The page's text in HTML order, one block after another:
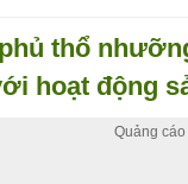
thổ
hoạt động